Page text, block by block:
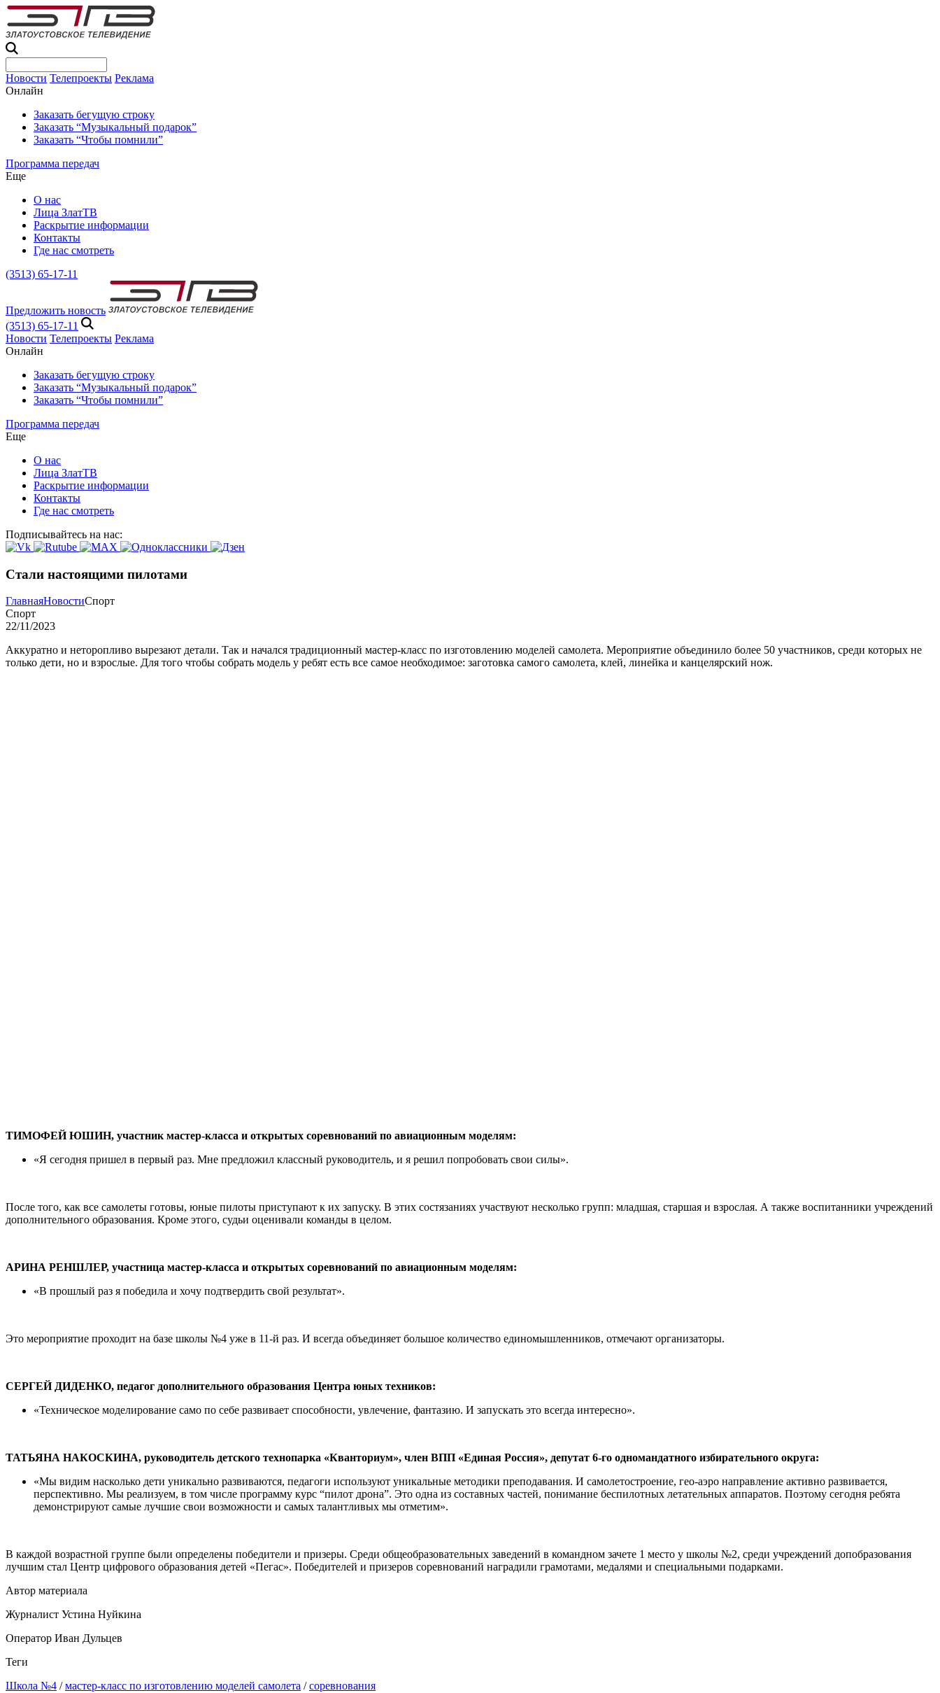
Новости Телепроекты Реклама
Онлайн
Заказать бегущую строку
Заказать “Музыкальный подарок”
Заказать “Чтобы помнили”
Программа передач
Еще
О нас
Лица ЗлатТВ
Раскрытие информации
Контакты
Где нас смотреть
(3513) 65-17-11
Предложить новость
(3513) 65-17-11
Новости Телепроекты Реклама
Онлайн
Заказать бегущую строку
Заказать “Музыкальный подарок”
Заказать “Чтобы помнили”
Программа передач
Еще
О нас
Лица ЗлатТВ
Раскрытие информации
Контакты
Где нас смотреть
Подписывайтесь на нас:
Стали настоящими пилотами
ГлавнаяНовостиСпорт
Спорт
22/11/2023
Аккуратно и неторопливо вырезают детали. Так и начался традиционный мастер-класс по изготовлению моделей самолета. Мероприятие объединило более 50 участников, среди которых не
только дети, но и взрослые. Для того чтобы собрать модель у ребят есть все самое необходимое: заготовка самого самолета, клей, линейка и канцелярский нож.
ТИМОФЕЙ ЮШИН, участник мастер-класса и открытых соревнований по авиационным моделям:
«Я сегодня пришел в первый раз. Мне предложил классный руководитель, и я решил попробовать свои силы».
После того, как все самолеты готовы, юные пилоты приступают к их запуску. В этих состязаниях участвуют несколько групп: младшая, старшая и взрослая. А также воспитанники учреждений
дополнительного образования. Кроме этого, судьи оценивали команды в целом.
АРИНА РЕНШЛЕР, участница мастер-класса и открытых соревнований по авиационным моделям:
«В прошлый раз я победила и хочу подтвердить свой результат».
Это мероприятие проходит на базе школы №4 уже в 11-й раз. И всегда объединяет большое количество единомышленников, отмечают организаторы.
СЕРГЕЙ ДИДЕНКО, педагог дополнительного образования Центра юных техников:
«Техническое моделирование само по себе развивает способности, увлечение, фантазию. И запускать это всегда интересно».
ТАТЬЯНА НАКОСКИНА, руководитель детского технопарка «Кванториум», член ВПП «Единая Россия», депутат 6-го одномандатного избирательного округа:
«Мы видим насколько дети уникально развиваются, педагоги используют уникальные методики преподавания. И самолетостроение, гео-аэро направление активно развивается,
перспективно. Мы реализуем, в том числе программу курс “пилот дрона”. Это одна из составных частей, понимание беспилотных летательных аппаратов. Поэтому сегодня ребята
демонстрируют самые лучшие свои возможности и самых талантливых мы отметим».
В каждой возрастной группе были определены победители и призеры. Среди общеобразовательных заведений в командном зачете 1 место у школы №2, среди учреждений допобразования
лучшим стал Центр цифрового образования детей «Пегас». Победителей и призеров соревнований наградили грамотами, медалями и специальными подарками.
Автор материала
Журналист Устина Нуйкина
Оператор Иван Дульцев
Теги
Школа №4 /мастер-класс по изготовлению моделей самолета /соревнования